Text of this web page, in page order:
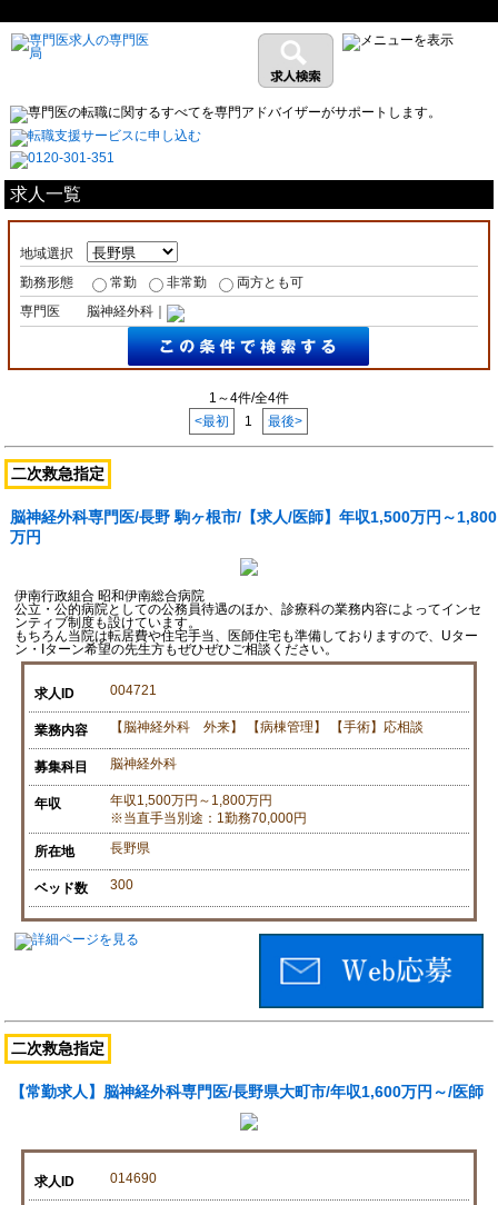
求人一覧
地域選択
勤務形態
常勤 非常勤
両方とも可
専門医
脳神経外科｜
1～4件/全4件
<最初
1 最後>
二次救急指定
脳神経外科専門医/長野 駒ヶ根市/【求人/医師】年収1,500万円～1,800
万円
伊南行政組合 昭和伊南総合病院
公立・公的病院としての公務員待遇のほか、診療科の業務内容によってインセ
ンティブ制度も設けています。
もちろん当院は転居費や住宅手当、医師住宅も準備しておりますので、Uター
ン・Iターン希望の先生方もぜひぜひご相談ください。
求人ID 004721
業務内容 【脳神経外科 外来】 【病棟管理】 【手術】応相談
募集科目 脳神経外科
年収
年収1,500万円～1,800万円
※当直手当別途：1勤務70,000円
所在地 長野県
ベッド数 300
二次救急指定
【常勤求人】脳神経外科専門医/長野県大町市/年収1,600万円～/医師
求人ID 014690